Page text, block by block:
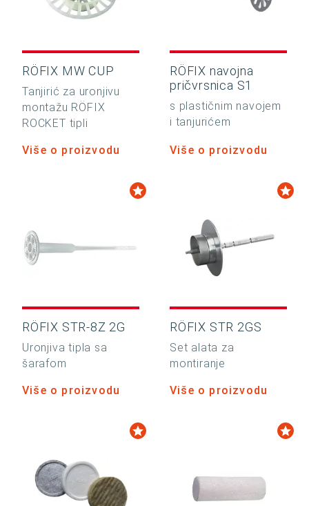
RÖFIX MW CUP
Tanjirić za uronjivu
montažu RÖFIX
ROCKET tipli
Više o proizvodu
RÖFIX navojna
pričvrsnica S1
s plastičnim navojem
i tanjurićem
Više o proizvodu
RÖFIX STR-8Z 2G
Uronjiva tipla sa
šarafom
Više o proizvodu
RÖFIX STR 2GS
Set alata za
montiranje
Više o proizvodu